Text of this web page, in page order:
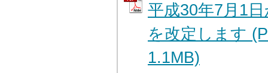
平成30年7月1
を改定します
1.1MB)